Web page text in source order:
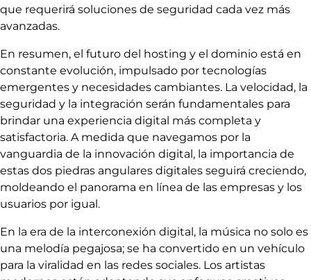
que requerirá soluciones de seguridad cada vez más
avanzadas.
En resumen, el futuro del hosting y el dominio está en
constante evolución, impulsado por tecnologías
emergentes y necesidades cambiantes. La velocidad, la
seguridad y la integración serán fundamentales para
brindar una experiencia digital más completa y
satisfactoria. A medida que navegamos por la
vanguardia de la innovación digital, la importancia de
estas dos piedras angulares digitales seguirá creciendo,
moldeando el panorama en línea de las empresas y los
usuarios por igual.
En la era de la interconexión digital, la música no solo es
una melodía pegajosa; se ha convertido en un vehículo
para la viralidad en las redes sociales. Los artistas